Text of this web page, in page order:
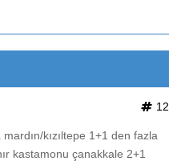
12
kızıltepe 1+1 den fazla
kastamonu çanakkale 2+1